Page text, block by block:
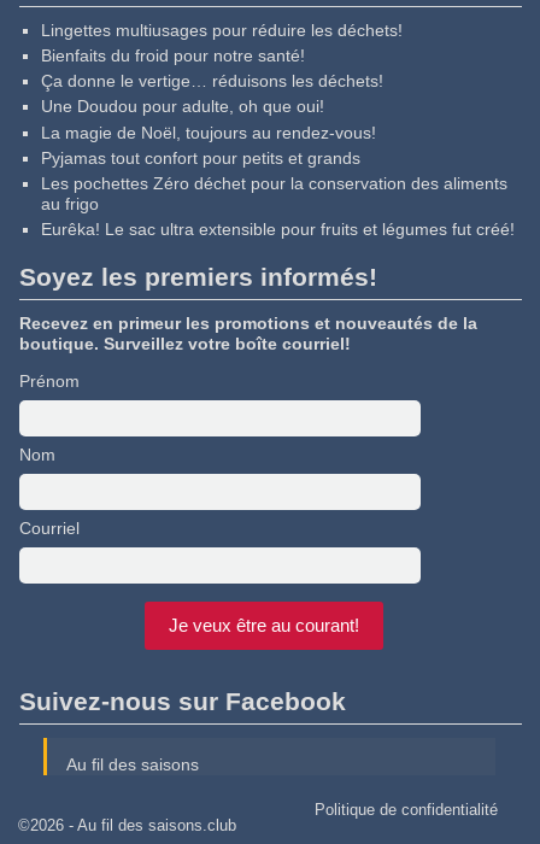
Lingettes multiusages pour réduire les déchets!
Bienfaits du froid pour notre santé!
Ça donne le vertige… réduisons les déchets!
Une Doudou pour adulte, oh que oui!
La magie de Noël, toujours au rendez-vous!
Pyjamas tout confort pour petits et grands
Les pochettes Zéro déchet pour la conservation des aliments
au frigo
Eurêka! Le sac ultra extensible pour fruits et légumes fut créé!
Soyez les premiers informés!
Recevez en primeur les promotions et nouveautés de la
boutique. Surveillez votre boîte courriel!
Prénom
Nom
Courriel
Suivez-nous sur Facebook
Au fil des saisons
©2026 -Au fil des saisons.club
Politique de confidentialité